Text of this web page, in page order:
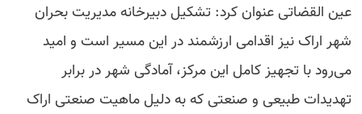
عین القضاتی عنوان کرد: تشکیل دبیرخانه مدیریت بحران
شهر اراک نیز اقدامی ارزشمند در این مسیر است و امید
می‌رود با تجهیز کامل این مرکز، آمادگی شهر در برابر
تهدیدات طبیعی و صنعتی که به دلیل ماهیت صنعتی اراک